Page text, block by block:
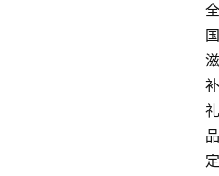
全
国
滋
补
礼
品
定